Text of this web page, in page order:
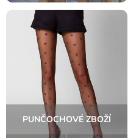
PUNČOCHOVÉ ZBOŽÍ